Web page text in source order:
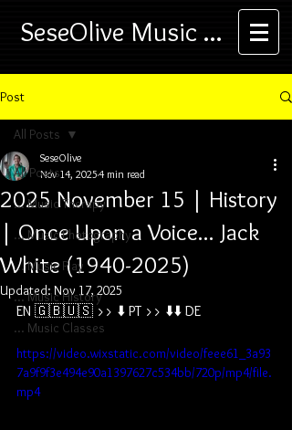
SeseOlive Music ...
Post
All Posts
... Music Therapy
... Music Photography
... Music Play
... Music History
... Music Classes
All Posts
2025 November 15 | History
| Once Upon a Voice... Jack
White (1940-2025)
SeseOlive
Nov 14, 20254 min read
Updated:Nov 17, 2025
EN 🇬🇧🇺🇸 >> ⬇️ PT >> ⬇️⬇️ DE
https://video.wixstatic.com/video/feee61_3a93
7a9f9f3e494e90a1397627c534bb/720p/mp4/file.
mp4